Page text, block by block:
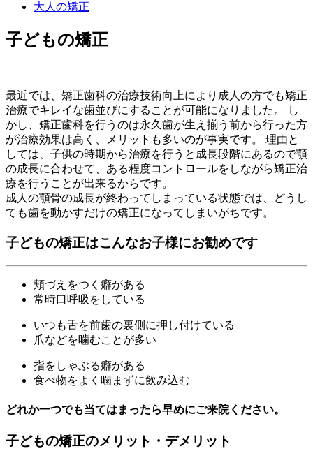
大人の矯正
子どもの矯正
最近では、矯正歯科の治療技術向上により成人の方でも矯正
治療でキレイな歯並びにすることが可能になりました。 し
かし、矯正歯科を行うのは永久歯が生え揃う前から行った方
が治療効果は高く、メリットも多いのが事実です。 理由と
しては、子供の時期から治療を行うと成長段階にあるので顎
の成長に合わせて、ある程度コントロールをしながら矯正治
療を行うことが出来るからです。
成人の顎骨の成長が終わってしまっている状態では、どうし
ても歯を動かすだけの矯正になってしまいがちです。
子どもの矯正はこんなお子様にお勧めです
頬づえをつく癖がある
常時口呼吸をしている
いつも舌を前歯の裏側に押し付けている
爪などを噛むことが多い
指をしゃぶる癖がある
食べ物をよく噛まずに飲み込む
どれか一つでも当てはまったら早めにご来院ください。
子どもの矯正のメリット・デメリット